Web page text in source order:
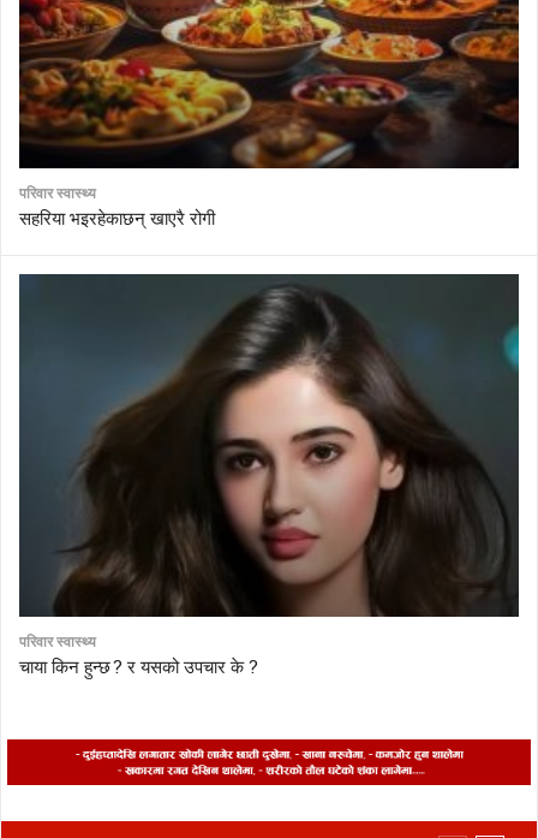
परिवार स्वास्थ्य
सहरिया भइरहेकाछन् खाएरै रोगी
परिवार स्वास्थ्य
चाया किन हुन्छ ? र यसको उपचार के ?